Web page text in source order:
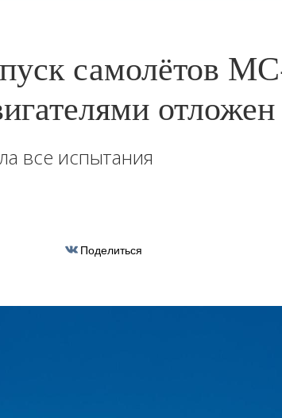
самолётов
отложен
все испытания
Поделиться